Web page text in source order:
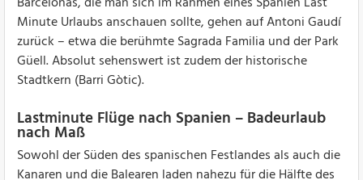
Minute Urlaubs anschauen sollte, gehen auf Antoni Gaudí
zurück – etwa die berühmte Sagrada Familia und der Park
Güell. Absolut sehenswert ist zudem der historische
Stadtkern (Barri Gòtic).
Lastminute Flüge nach Spanien – Badeurlaub
nach Maß
Sowohl der Süden des spanischen Festlandes als auch die
Kanaren und die Balearen laden nahezu für die Hälfte des